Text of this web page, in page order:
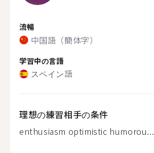
流暢
中国語（簡体字）
学習中の言語
スペイン語
理想の練習相手の条件
enthusiasm optimistic humorou...